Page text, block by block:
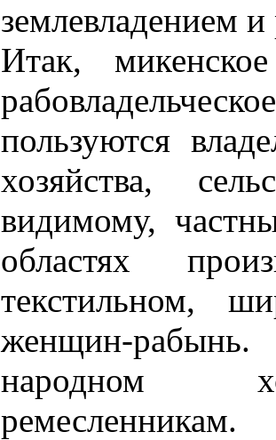
землевладением
Итак,
пользуются
хозяйства,
видимому,
областях
текстильном,
женщин-
народном